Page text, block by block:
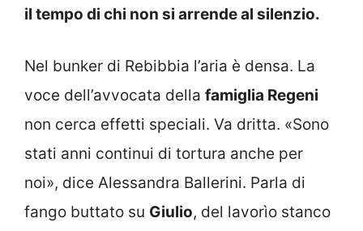
il tempo di chi non si arrende al silenzio.
Nel bunker di Rebibbia l’aria è densa. La
voce dell’avvocata della famiglia Regeni
non cerca effetti speciali. Va dritta. «Sono
stati anni continui di tortura anche per
noi», dice Alessandra Ballerini. Parla di
fango buttato su Giulio, del lavorìo stanco